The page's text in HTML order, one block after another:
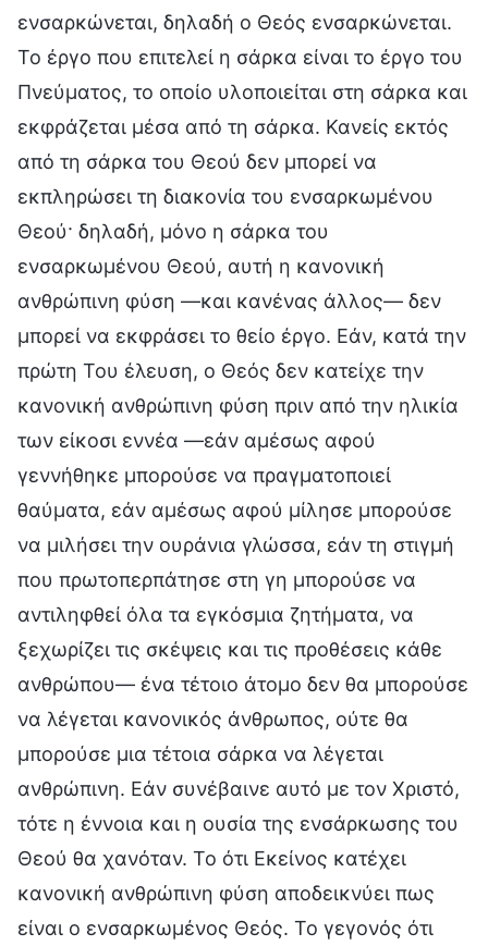
ενσαρκώνεται, δηλαδή ο Θεός ενσαρκώνεται.
Το έργο που επιτελεί η σάρκα είναι το έργο του
Πνεύματος, το οποίο υλοποιείται στη σάρκα και
εκφράζεται μέσα από τη σάρκα. Κανείς εκτός
από τη σάρκα του Θεού δεν μπορεί να
εκπληρώσει τη διακονία του ενσαρκωμένου
Θεού· δηλαδή, μόνο η σάρκα του
ενσαρκωμένου Θεού, αυτή η κανονική
ανθρώπινη φύση —και κανένας άλλος— δεν
μπορεί να εκφράσει το θείο έργο. Εάν, κατά την
πρώτη Του έλευση, ο Θεός δεν κατείχε την
κανονική ανθρώπινη φύση πριν από την ηλικία
των είκοσι εννέα —εάν αμέσως αφού
γεννήθηκε μπορούσε να πραγματοποιεί
θαύματα, εάν αμέσως αφού μίλησε μπορούσε
να μιλήσει την ουράνια γλώσσα, εάν τη στιγμή
που πρωτοπερπάτησε στη γη μπορούσε να
αντιληφθεί όλα τα εγκόσμια ζητήματα, να
ξεχωρίζει τις σκέψεις και τις προθέσεις κάθε
ανθρώπου— ένα τέτοιο άτομο δεν θα μπορούσε
να λέγεται κανονικός άνθρωπος, ούτε θα
μπορούσε μια τέτοια σάρκα να λέγεται
ανθρώπινη. Εάν συνέβαινε αυτό με τον Χριστό,
τότε η έννοια και η ουσία της ενσάρκωσης του
Θεού θα χανόταν. Το ότι Εκείνος κατέχει
κανονική ανθρώπινη φύση αποδεικνύει πως
είναι ο ενσαρκωμένος Θεός. Το γεγονός ότι